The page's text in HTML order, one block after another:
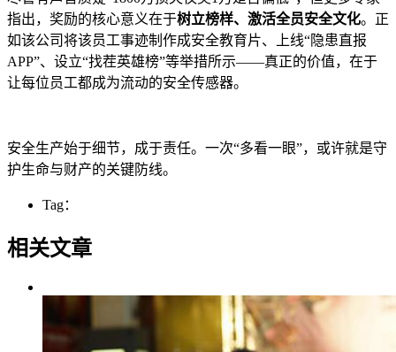
指出，奖励的核心意义在于树立榜样、激活全员安全文化。正
如该公司将该员工事迹制作成安全教育片、上线“隐患直报
APP”、设立“找茬英雄榜”等举措所示——真正的价值，在于
让每位员工都成为流动的安全传感器。
安全生产始于细节，成于责任。一次“多看一眼”，或许就是守
护生命与财产的关键防线。
Tag：
相关文章